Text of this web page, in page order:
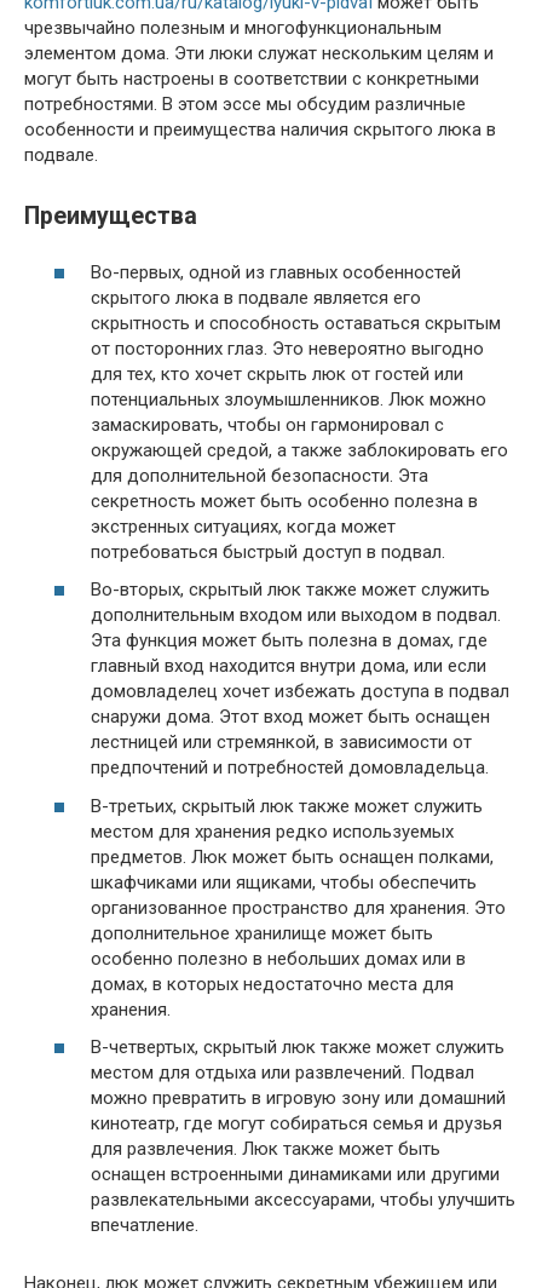
чрезвычайно полезным и многофункциональным
элементом дома. Эти люки служат нескольким целям и
могут быть настроены в соответствии с конкретными
потребностями. В этом эссе мы обсудим различные
особенности и преимущества наличия скрытого люка в
подвале.
Преимущества
Во-первых, одной из главных особенностей
скрытого люка в подвале является его
скрытность и способность оставаться скрытым
от посторонних глаз. Это невероятно выгодно
для тех, кто хочет скрыть люк от гостей или
потенциальных злоумышленников. Люк можно
замаскировать, чтобы он гармонировал с
окружающей средой, а также заблокировать его
для дополнительной безопасности. Эта
секретность может быть особенно полезна в
экстренных ситуациях, когда может
потребоваться быстрый доступ в подвал.
Во-вторых, скрытый люк также может служить
дополнительным входом или выходом в подвал.
Эта функция может быть полезна в домах, где
главный вход находится внутри дома, или если
домовладелец хочет избежать доступа в подвал
снаружи дома. Этот вход может быть оснащен
лестницей или стремянкой, в зависимости от
предпочтений и потребностей домовладельца.
В-третьих, скрытый люк также может служить
местом для хранения редко используемых
предметов. Люк может быть оснащен полками,
шкафчиками или ящиками, чтобы обеспечить
организованное пространство для хранения. Это
дополнительное хранилище может быть
особенно полезно в небольших домах или в
домах, в которых недостаточно места для
хранения.
В-четвертых, скрытый люк также может служить
местом для отдыха или развлечений. Подвал
можно превратить в игровую зону или домашний
кинотеатр, где могут собираться семья и друзья
для развлечения. Люк также может быть
оснащен встроенными динамиками или другими
развлекательными аксессуарами, чтобы улучшить
впечатление.
Наконец, люк может служить секретным убежищем или